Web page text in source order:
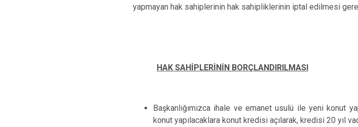
yapmayan hak sahiplerinin hak sahipliklerinin iptal edilmesi
HAK SAHİPLERİNİN BORÇLANDIRILMASI
Başkanlığımızca ihale ve emanet usulü ile yeni konut
konut yapılacaklara konut kredisi açılarak, kredisi 20 yıl